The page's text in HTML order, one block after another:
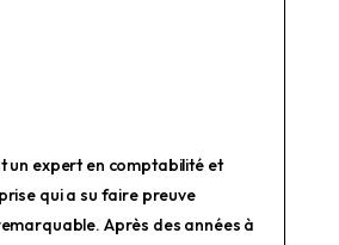
un expert en comptabilité et
qui a su faire preuve
Après des années à